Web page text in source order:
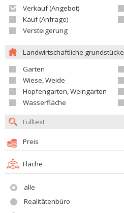
Verkauf (Angebot)
Kauf (Anfrage)
Versteigerung
Landwirtschaftliche grundstücke
Garten
Wiese, Weide
Hopfengarten, Weingarten
Wasserfläche
Preis
Fläche
alle
Realitätenbüro